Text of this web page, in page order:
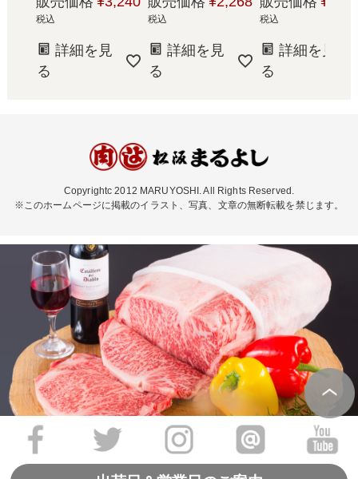
税込
詳細を見
る
税込
詳細を見
る
税込
詳細を見
る
Copyrightc 2012 MARUYOSHI. All Rights Reserved.
※このホームページに掲載のイラスト、写真、文章の無断転載を禁じます。